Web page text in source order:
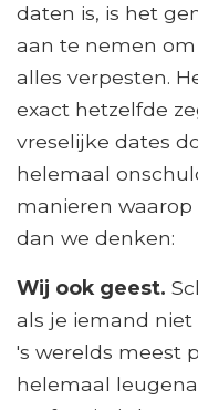
daten is, is het
aan te nemen
alles verpesten.
exact hetzelfde
vreselijke dates
helemaal
manieren
dan we denken:
Wij ook geest.
als je iemand
's werelds meest
helemaal